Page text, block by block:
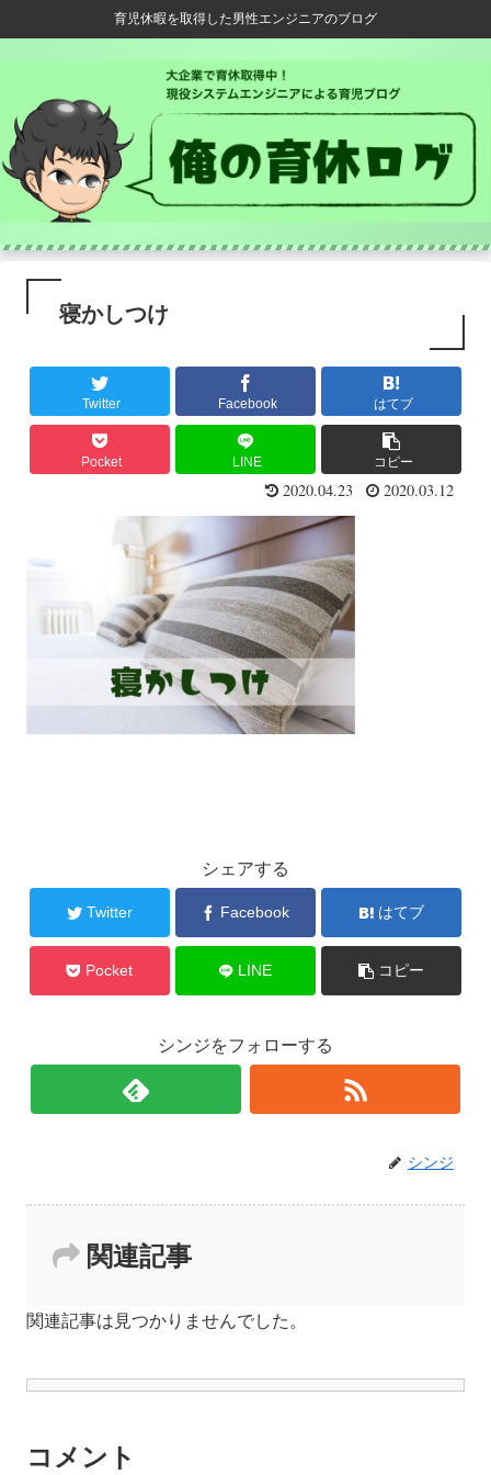
育児休暇を取得した男性エンジニアのブログ
寝かしつけ
Twitter Facebook はてブ
Pocket LINE コピー
2020.04.23 2020.03.12
シェアする
Twitter Facebook はてブ
Pocket LINE コピー
シンジをフォローする
シンジ
関連記事
関連記事は見つかりませんでした。
コメント